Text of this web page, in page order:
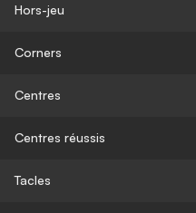
Hors-jeu
Corners
Centres
Centres réussis
Tacles